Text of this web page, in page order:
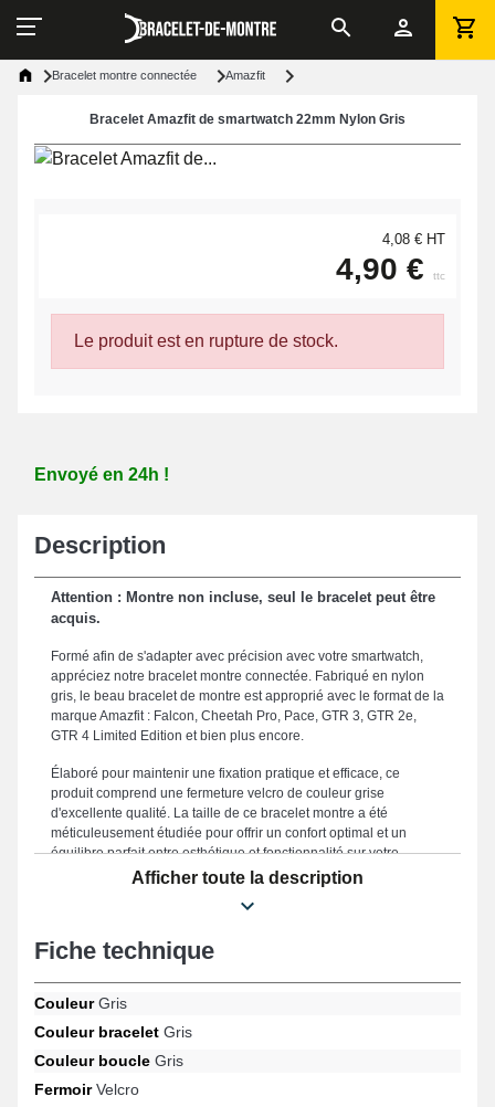
Bracelet montre connectée Amazfit
Bracelet Amazfit de smartwatch 22mm Nylon Gris
4,08 € HT
4,90 € ttc
Le produit est en rupture de stock.
Envoyé en 24h !
Description
Attention : Montre non incluse, seul le bracelet peut être
acquis.
Formé afin de s'adapter avec précision avec votre smartwatch,
appréciez notre bracelet montre connectée. Fabriqué en nylon
gris, le beau bracelet de montre est approprié avec le format de la
marque Amazfit : Falcon, Cheetah Pro, Pace, GTR 3, GTR 2e,
GTR 4 Limited Edition et bien plus encore.
Élaboré pour maintenir une fixation pratique et efficace, ce
produit comprend une fermeture velcro de couleur grise
d'excellente qualité. La taille de ce bracelet montre a été
méticuleusement étudiée pour offrir un confort optimal et un
équilibre parfait entre esthétique et fonctionnalité sur votre
poignet, ce bracelet pour montre mesure précisément 22mm qui
se marie harmonieusement à votre style. Résistant, ce bracelet
amazfit de smartwatch 22mm nylon gris représente une
brisé. La teinte grise délicate de ce type de bracelet de montre
Balance, Stratos 3, Pace, Stratos 3, GTR 3 et bien plus encore de
la marque Amazfit, cet accessoire assure un fermoir velcro
intemporel, cet accessoire Amazfit s'intègre sans effort à une
sélection diversifiée pour un usage varié.
Afficher toute la description
Fiche technique
CouleurGris
Couleur bracelet Gris
Couleur boucle Gris
FermoirVelcro